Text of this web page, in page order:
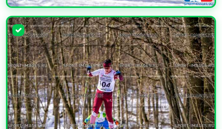
УВЕЛИЧИТЬ